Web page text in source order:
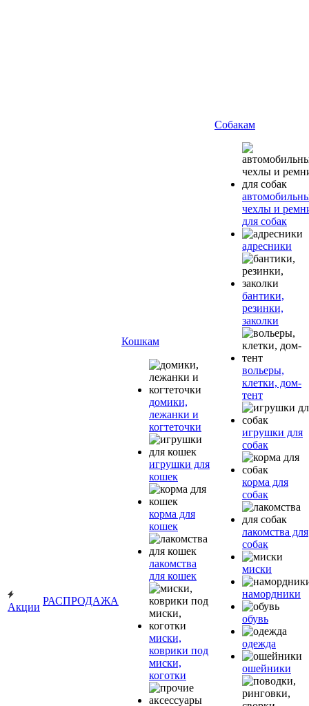
Акции
РАСПРОДАЖА
Кошкам
домики,
лежанки и
когтеточки
игрушки для
кошек
корма для
кошек
лакомства
для кошек
миски,
коврики под
миски,
коготки
Собакам
чехлы и
для собак
адресники
бантики,
резинки,
заколки
вольеры,
клетки, дом-
тент
игрушки для
собак
корма для
собак
лакомства для
собак
миски
намордники
обувь
одежда
ошейники